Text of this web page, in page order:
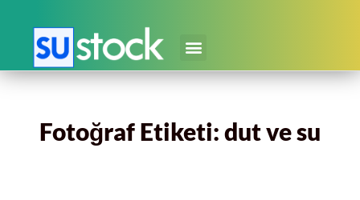
Fotoğraf Etiketi: dut ve su